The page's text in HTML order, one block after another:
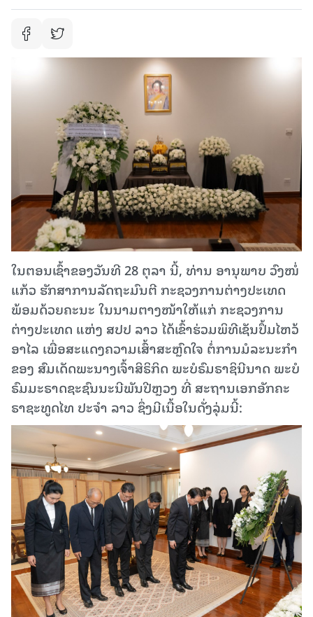
ໃນຕອນເຊົ້າຂອງວັນທີ 28 ຕຸລາ ນີ້, ທ່ານ ອານຸພາບ ວົງໜໍ່
ແກ້ວ ຮັກສາການລັດຖະມົນຕີ ກະຊວງການຕ່າງປະເທດ
ພ້ອມດ້ວຍຄະນະ ໃນນາມຕາງໜ້າໃຫ້ແກ່ ກະຊວງການ
ຕ່າງປະເທດ ແຫ່ງ ສປປ ລາວ ໄດ້ເຂົ້າຮ່ວມພິທີເຊັນປຶ້ມໄຫວ້
ອາໄລ ເພື່ອສະແດງຄວາມເສົ້າສະຫຼົດໃຈ ຕໍ່ການມໍລະນະກໍາ
ຂອງ ສົມເດັດພະນາງເຈົ້າສິຣິກິດ ພະບໍຣົມຣາຊິນີນາດ ພະບໍ
ຣົມມະຣາດຊະຊົນນະນີພັນປີຫຼວງ ທີ່ ສະຖານເອກອັກຄະ
ຣາຊະທູດໄທ ປະຈໍາ ລາວ ຊຶ່ງມີເນື້ອໃນດັ່ງລຸ່ມນີ້: